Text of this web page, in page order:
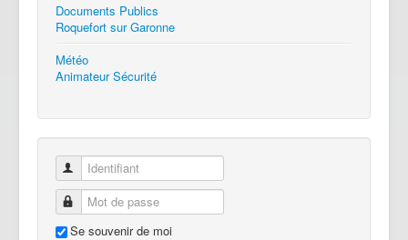
Documents Publics
Roquefort sur Garonne
Météo
Animateur Sécurité
Identifiant
Mot de passe
Se souvenir de moi